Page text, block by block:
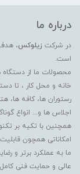
درباره ما
در شرکت زیلوکس،
است.
محصولات ما از دستگاه
خانه و محل کار ، تا
رستوران ها، کافه ها،
اجلاس ها و... انواع
همچنین با تکیه بر
امکاناتی همچون
ما به عملکرد برتر و
عالی و حمایت فنی